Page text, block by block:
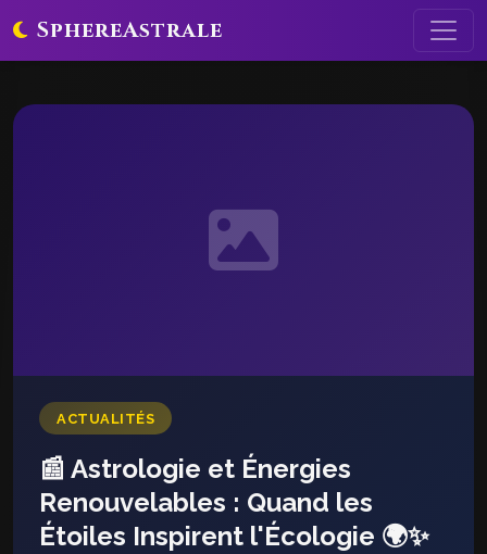
SphereAstrale
ACTUALITÉS
📰 Astrologie et Énergies
Renouvelables : Quand les
Étoiles Inspirent l'Écologie 🌍✨